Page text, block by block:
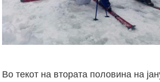
Во текот на втората половина на